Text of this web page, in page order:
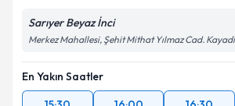
Sarıyer Beyaz İnci
Merkez Mahallesi, Şehit Mithat Yılmaz Cad.
En Yakın Saatler